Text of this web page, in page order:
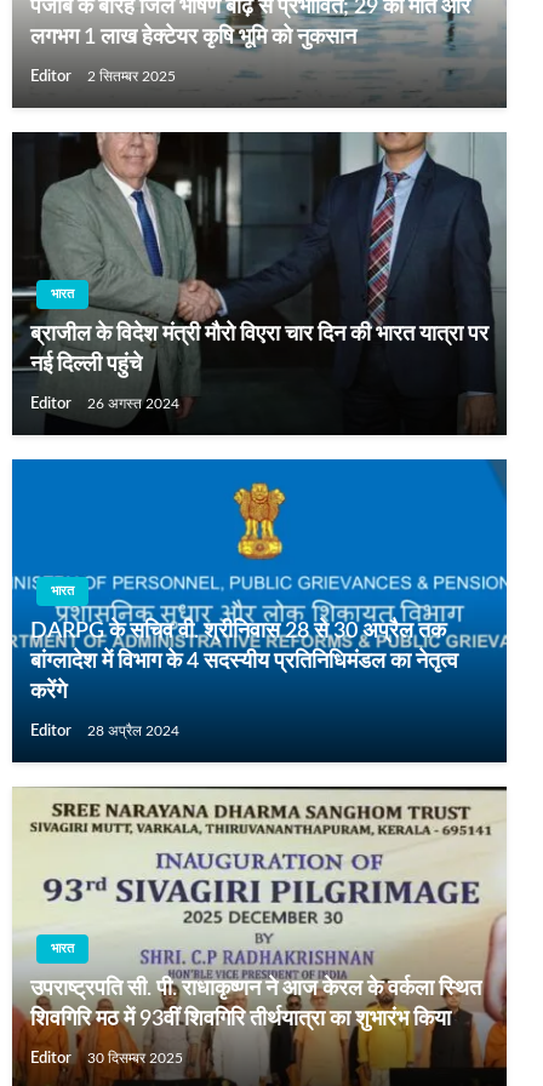
पंजाब के बारह जिले भीषण बाढ़ से प्रभावित; 29 की मौत और
लगभग 1 लाख हेक्टेयर कृषि भूमि को नुकसान
Editor 2 सितम्बर 2025
भारत
ब्राजील के विदेश मंत्री मौरो विएरा चार दिन की भारत यात्रा पर
नई दिल्ली पहुंचे
Editor 26 अगस्त 2024
भारत
DARPG के सचिव वी. श्रीनिवास 28 से 30 अप्रैल तक
बांग्लादेश में विभाग के 4 सदस्यीय प्रतिनिधिमंडल का नेतृत्व
करेंगे
Editor 28 अप्रैल 2024
भारत
उपराष्ट्रपति सी. पी. राधाकृष्णन ने आज केरल के वर्कला स्थित
शिवगिरि मठ में 93वीं शिवगिरि तीर्थयात्रा का शुभारंभ किया
Editor 30 दिसम्बर 2025